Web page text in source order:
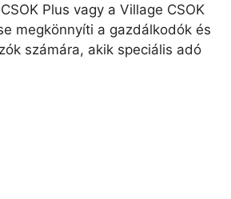
Plus vagy a Village CSOK
megkönnyíti a gazdálkodók és
számára, akik speciális adó